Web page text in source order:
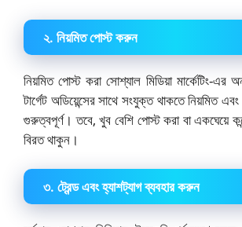
২. নিয়মিত পোস্ট করুন
নিয়মিত পোস্ট করা সোশ্যাল মিডিয়া মার্কেটিং-
টার্গেট অডিয়েন্সের সাথে সংযুক্ত থাকতে নিয়মিত
গুরুত্বপূর্ণ। তবে, খুব বেশি পোস্ট করা বা একঘেয়ে
বিরত থাকুন।
৩. ট্রেন্ড এবং হ্যাশট্যাগ ব্যবহার করুন